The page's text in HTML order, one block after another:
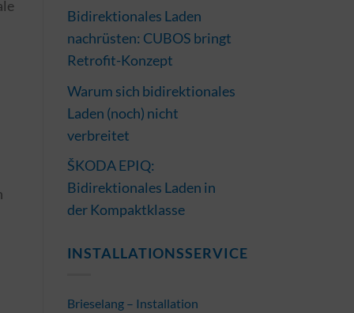
Bidirektionales Laden
nachrüsten: CUBOS bringt
Retrofit-Konzept
Warum sich bidirektionales
Laden (noch) nicht
verbreitet
ŠKODA EPIQ:
Bidirektionales Laden in
der Kompaktklasse
INSTALLATIONSSERVICE
Brieselang – Installation